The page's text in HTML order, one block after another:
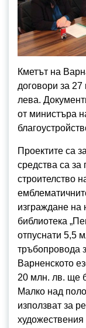
Кметът на
договори за
лева.
от министъра
Проектите са
средства са за
строителство
изграждане на
библиотека
отпуснати 5,5
тръбопровода
Варненското
20 млн. лв. ще
Малко над
използват за
художествения